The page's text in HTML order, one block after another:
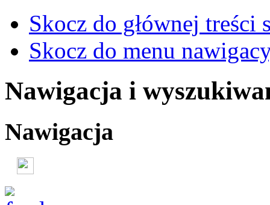
Skocz do głównej treści
Skocz do menu
Nawigacja i
Nawigacja